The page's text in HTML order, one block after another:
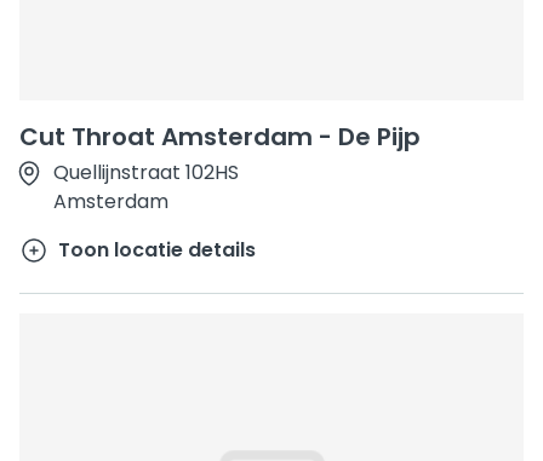
Cut Throat Amsterdam - De Pijp
Quellijnstraat 102HS
Amsterdam
Toon locatie details